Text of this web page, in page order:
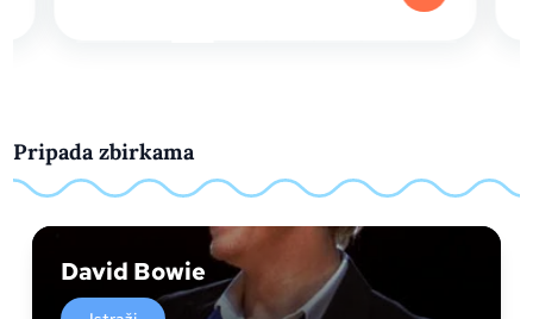
Pripada zbirkama
David Bowie